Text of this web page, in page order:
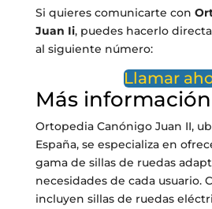
Si quieres comunicarte con
Juan Ii, puedes hacerlo
al siguiente número:
Llamar
Más información
Ortopedia Canónigo Juan II,
España, se especializa en
gama de sillas de ruedas
necesidades de cada usuario.
incluyen sillas de ruedas